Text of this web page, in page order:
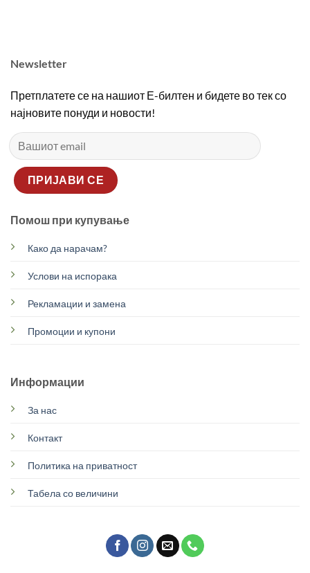
Newsletter
Претплатете се на нашиот Е-билтен и бидете во тек со
најновите понуди и новости!
Помош при купување
Како да нарачам?
Услови на испорака
Рекламации и замена
Промоции и купони
Информации
За нас
Контакт
Политика на приватност
Табела со величини